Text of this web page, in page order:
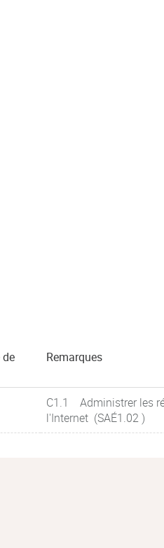
Remarques
C1.1 Administrer les
l'Internet (SAÉ1.02 )